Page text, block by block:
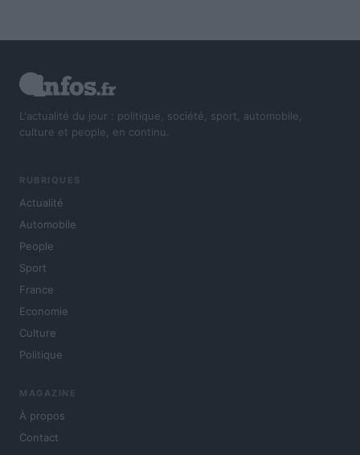
L'actualité du jour : politique, société, sport, automobile,
culture et people, en continu.
RUBRIQUES
Actualité
Automobile
People
Sport
France
Economie
Culture
Politique
MAGAZINE
À propos
Contact